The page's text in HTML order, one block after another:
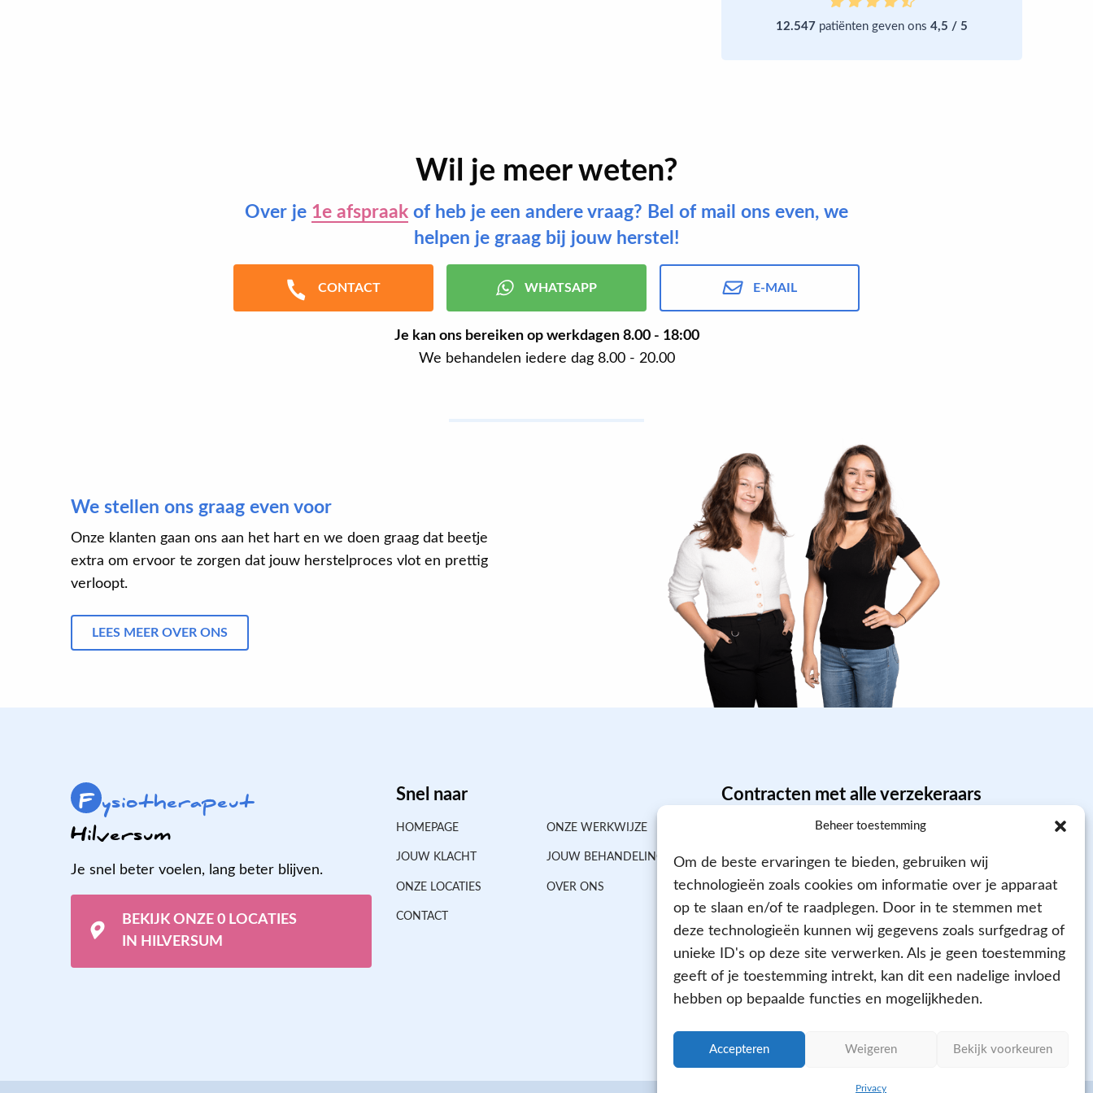
Beheer toestemming
Om de beste ervaringen te bieden, gebruiken wij
technologieën zoals cookies om informatie over je apparaat
op te slaan en/of te raadplegen. Door in te stemmen met
deze technologieën kunnen wij gegevens zoals surfgedrag of
unieke ID's op deze site verwerken. Als je geen toestemming
geeft of je toestemming intrekt, kan dit een nadelige invloed
hebben op bepaalde functies en mogelijkheden.
Accepteren Weigeren Bekijk voorkeuren
Privacy
12.547 patiënten geven ons 4,5 / 5
Wil je meer weten?
Over je 1e afspraak of heb je een andere vraag? Bel of mail ons even, we
helpen je graag bij jouw herstel!
CONTACT WHATSAPP E-MAIL
Je kan ons bereiken op werkdagen8.00 - 18:00
We behandelen iedere dag 8.00 - 20.00
We stellen ons graag even voor
Onze klanten gaan ons aan het hart en we doen graag dat beetje
extra om ervoor te zorgen dat jouw herstelproces vlot en prettig
verloopt.
LEES MEER OVER ONS
F ysiotherapeut
Hilversum
Je snel beter voelen, lang beter blijven.
BEKIJK ONZE 0 LOCATIES
IN HILVERSUM
Snel naar
HOMEPAGE ONZE WERKWIJZE
JOUW KLACHT JOUW BEHANDELING
ONZE LOCATIES OVER ONS
CONTACT
Contracten met alle verzekeraars
Aangesloten bij